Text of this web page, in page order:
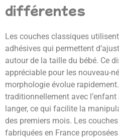
différentes
Les couches classiques
adhésives qui permettent
autour de la taille du bébé. Ce
appréciable pour les nouveau-
morphologie évolue
traditionnellement avec
langer, ce qui facilite la
des premiers mois. Les
fabriquées en France